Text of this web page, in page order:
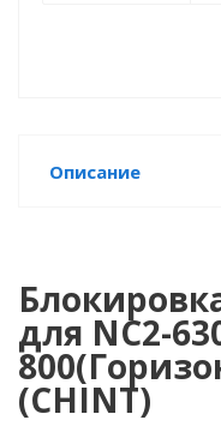
Описание
для NC2-
(CHINT)